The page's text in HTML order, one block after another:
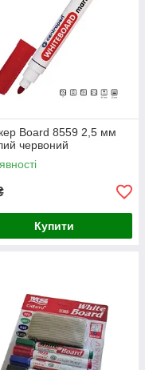
Board 8559 2,5 мм
червоний
Купити